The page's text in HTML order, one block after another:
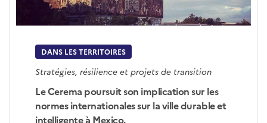
DANS LES TERRITOIRES
Stratégies, résilience et projets de transition
Le Cerema poursuit son implication sur les
normes internationales sur la ville durable et
intelligente à Mexico.